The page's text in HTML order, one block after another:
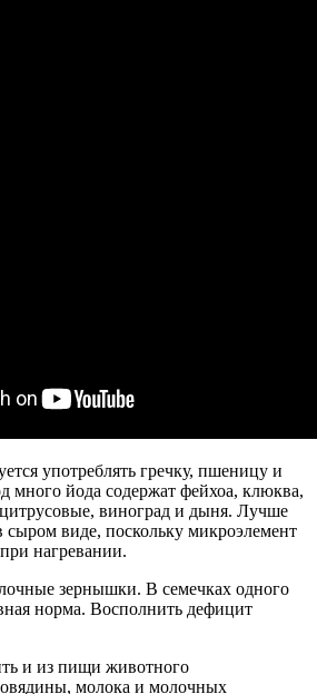
употреблять гречку, пшеницу и
много йода содержат фейхоа, клюква,
виноград и дыня. Лучше
сыром виде, поскольку микроэлемент
нагревании.
зернышки. В семечках одного
норма. Восполнить дефицит
и из пищи животного
молока и молочных